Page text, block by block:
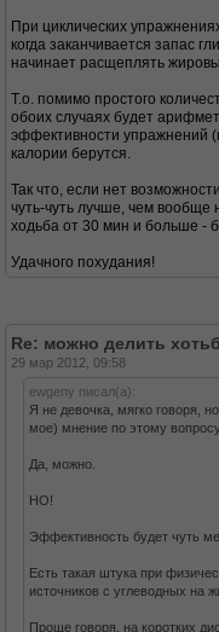
При циклических
когда заканчивается запас
начинает расщеплять
Т.о. помимо простого
обоих случаях будет
эффективности упражнений
калории берутся.
Так что, если нет
чуть-чуть лучше, чем вообще
ходьба от 30 мин и больше -
Удачного похудания!
Re: можно делить
29 мар 2012, 09:58
ewgeny писал(а):
Я не девочка, мягко говоря,
мое) мнение по этому вопросу.
Да, можно.
НО!
Эффективность будет чуть
Есть такая штука при
источников с углеводных на
Проще говоря, на коротких